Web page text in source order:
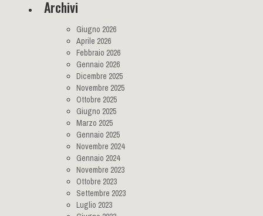
Archivi
Giugno 2026
Aprile 2026
Febbraio 2026
Gennaio 2026
Dicembre 2025
Novembre 2025
Ottobre 2025
Giugno 2025
Marzo 2025
Gennaio 2025
Novembre 2024
Gennaio 2024
Novembre 2023
Ottobre 2023
Settembre 2023
Luglio 2023